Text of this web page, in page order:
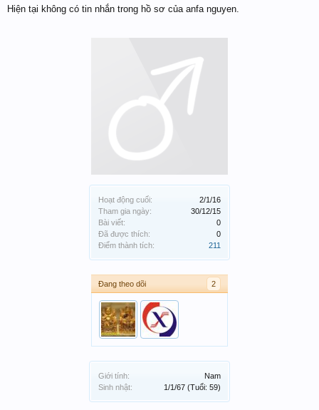
Hoạt động cuối:
2/1/16
Tham gia ngày:
30/12/15
Bài viết:
0
Đã được thích:
0
Điểm thành tích:
211
Đang theo dõi 2
Giới tính:
Nam
Sinh nhật:
1/1/67 (Tuổi: 59)
Hiện tại không có tin nhắn trong hồ sơ của anfa nguyen.